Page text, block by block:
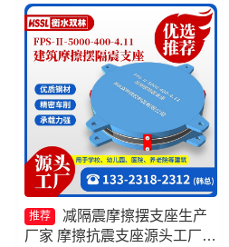
推荐
减隔震摩擦摆支座生产
厂家 摩擦抗震支座源头工厂